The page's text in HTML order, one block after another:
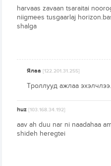
harvaas zavaan tsaraitai
niigmees tusgaarlaj
shalga
Ялаа[122.201.31.255]
Троллууд ажлаа эхэлчлээ.
huz[103.168.34.192]
aav ah duu nar ni naadahaa
shideh heregtei